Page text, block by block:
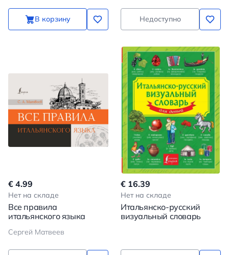
В корзину Недоступно
€ 4.99
Нет на складе
Все правила
итальянского языка
Сергей Матвеев
€ 16.39
Нет на складе
Итальянско-русский
визуальный словарь